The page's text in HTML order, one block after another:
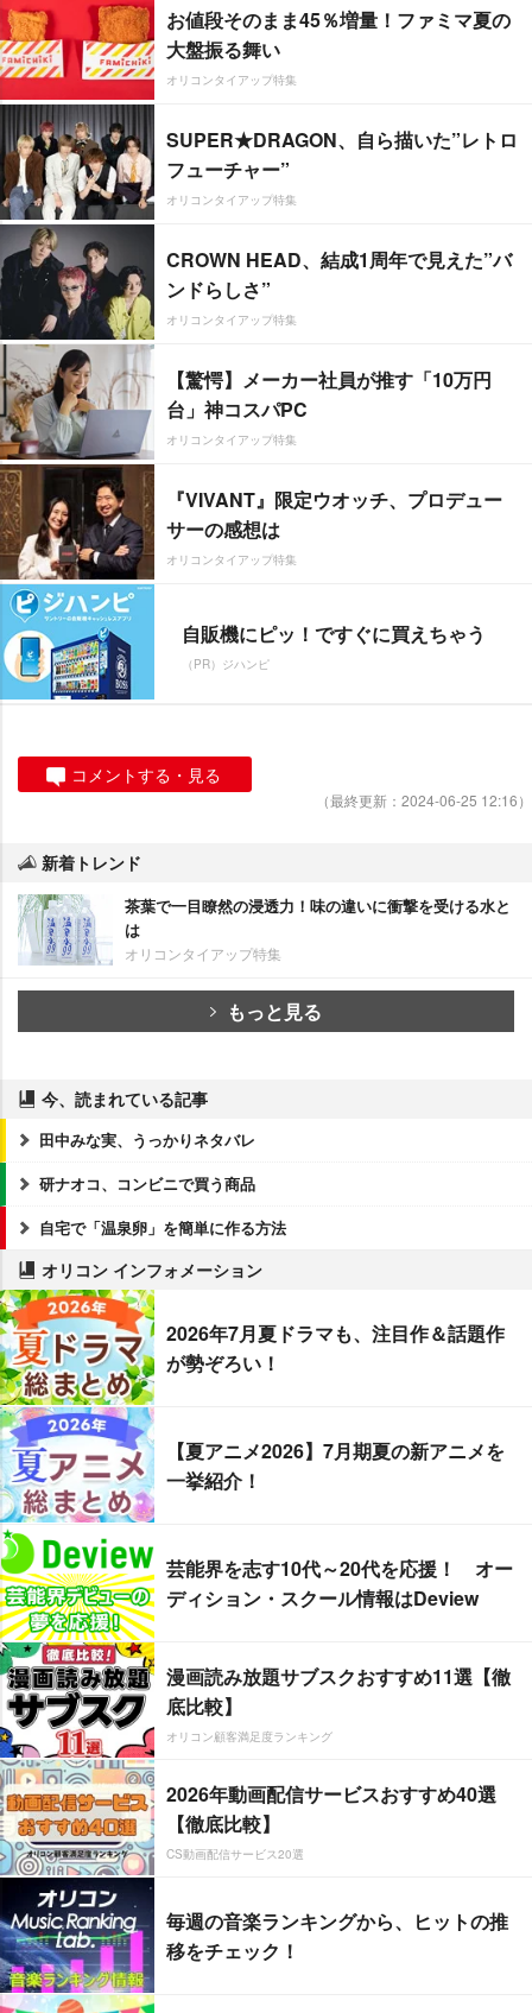
お値段そのまま45％増量！ファミマ夏の
大盤振る舞い
オリコンタイアップ特集
SUPER★DRAGON、自ら描いた”レトロ
フューチャー”
オリコンタイアップ特集
CROWN HEAD、結成1周年で見えた”バ
ンドらしさ”
オリコンタイアップ特集
【驚愕】メーカー社員が推す「10万円
台」神コスパPC
オリコンタイアップ特集
『VIVANT』限定ウオッチ、プロデュー
サーの感想は
オリコンタイアップ特集
自販機にピッ！ですぐに買えちゃう
（PR）ジハンピ
コメントする・見る
（最終更新：2024-06-25 12:16）
新着トレンド
茶葉で一目瞭然の浸透力！味の違いに衝撃を受ける水と
は
オリコンタイアップ特集
もっと見る
今、読まれている記事
田中みな実、うっかりネタバレ
研ナオコ、コンビニで買う商品
自宅で「温泉卵」を簡単に作る方法
オリコン インフォメーション
2026年7月夏ドラマも、注目作＆話題作
が勢ぞろい！
【夏アニメ2026】7月期夏の新アニメを
一挙紹介！
芸能界を志す10代～20代を応援！ オー
ディション・スクール情報はDeview
漫画読み放題サブスクおすすめ11選【徹
底比較】
オリコン顧客満足度ランキング
2026年動画配信サービスおすすめ40選
【徹底比較】
CS動画配信サービス20選
毎週の音楽ランキングから、ヒットの推
移をチェック！